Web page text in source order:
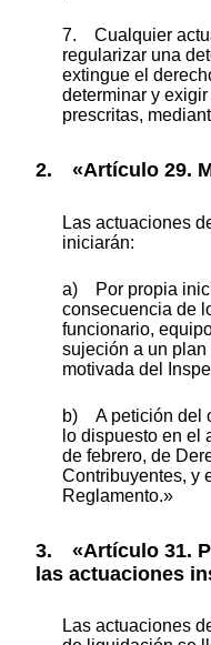
7. Cualquier
regularizar una
extingue el
determinar y
prescritas,
2. «Artículo 29.
Las actuaciones
iniciarán:
a) Por propia
consecuencia de
funcionario,
sujeción a un
motivada del
b) A petición del
lo dispuesto en el
de febrero, de
Contribuyentes, y
Reglamento.»
3. «Artículo 31.
las actuaciones
Las actuaciones